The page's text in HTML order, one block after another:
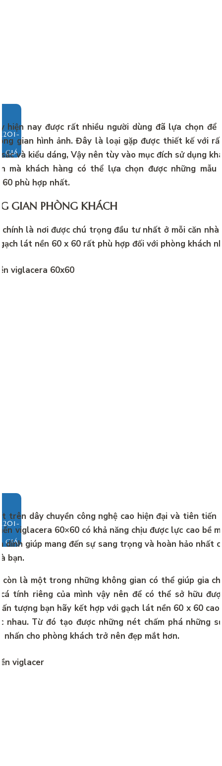
GIÁ
hiện nay được rất nhiều người dùng đã lựa chọn để
gian hình ảnh. Đây là loại gặp được thiết kế với
và kiểu dáng, Vậy nên tùy vào mục đích sử dụng
mà khách hàng có thể lựa chọn được những mẫu
phù hợp nhất.
GIAN PHÒNG KHÁCH
chính là nơi được chú trọng đầu tư nhất ở mỗi căn nhà
lát nền 60 x 60 rất phù hợp đối với phòng khách
GIÁ
trên dây chuyền công nghệ cao hiện đại và tiên tiến
viglacera 60×60 có khả năng chịu được lực cao bề
dính giúp mang đến sự sang trọng và hoàn hảo nhất
bạn.
còn là một trong những không gian có thể giúp gia
tính riêng của mình vậy nên để có thể sở hữu
tượng bạn hãy kết hợp với gạch lát nền 60 x 60 cao
nhau. Từ đó tạo được những nét chấm phá những
nhấn cho phòng khách trở nên đẹp mắt hơn.